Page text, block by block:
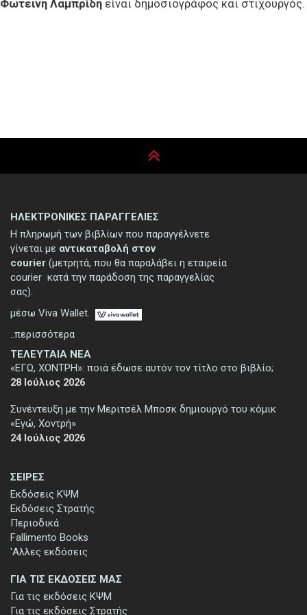
Φωτεινή Λαμπρίδη είναι δημοσιογράφος και στιχουργός.
ΣΕΙΡΕΣ
Εκδόσεις ΚΨΜ
Εκδόσεις Στρατής
Περιοδικά
Fallimento Books
'Αλλες εκδόσεις
ΤΕΛΕΥΤΑΙΑ ΝΕΑ
«ΕΓΩ, ΧΟΝΤΡΗ»: ποιά έδωσε αυτόν τον τίτλο στο βιβλίο;
28 Ιούλιος 2026
Συνέντευξη με την Μεριτσέλ Μποσκ δημιουργό του κόμικ
«Εγώ, Χοντρή»
24 Ιούλιος 2026
ΓΙΑ ΤΙΣ ΕΚΔΟΣΕΙΣ ΜΑΣ
Για τις εκδόσεις ΚΨΜ
Για τις εκδόσεις Στρατής
ΗΛΕΚΤΡΟΝΙΚΕΣ ΠΑΡΑΓΓΕΛΙΕΣ
Η πληρωμή των βιβλίων που παραγγέλνετε
γίνεται με αντικαταβολή στον
courier (μετρητά, που θα παραλάβει η εταιρεία
courier κατά την παράδοση της παραγγελίας
σας).
μέσω Viva Wallet.
..περισσότερα